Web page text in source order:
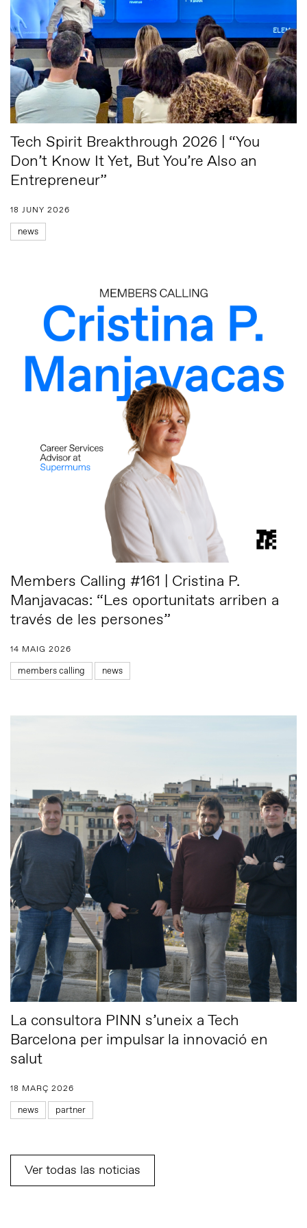
Tech Spirit Breakthrough 2026 | “You
Don’t Know It Yet, But You’re Also an
Entrepreneur”
18 JUNY 2026
news
Members Calling #161 | Cristina P.
Manjavacas: “Les oportunitats arriben a
través de les persones”
14 MAIG 2026
members calling news
La consultora PINN s’uneix a Tech
Barcelona per impulsar la innovació en
salut
18 MARÇ 2026
news partner
Ver todas las noticias